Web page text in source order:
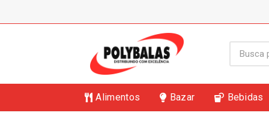
Alimentos Bazar Bebidas